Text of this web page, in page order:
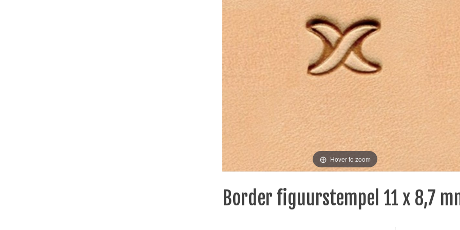
Hover to zoom
Border figuurstempel 11 x 8,7